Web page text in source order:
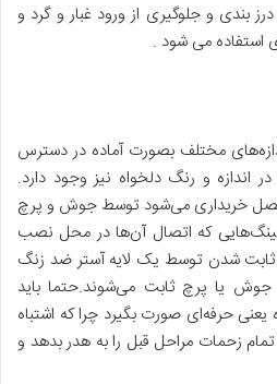
و جلوگیری از ورود غبار و گرد و
استفاده می شود .
مختلف بصورت آماده در دسترس
اندازه و رنگ دلخواه نیز وجود دارد.
خریداری می‌شود توسط جوش و پرچ
که اتصال آن‌ها در محل نصب
شدن توسط یک لایه آستر ضد زنگ
یا پرچ ثابت می‌شوند.حتما باید
حرفه‌ای صورت بگیرد چرا که اشتباه
زحمات مراحل قبل را به هدر بدهد و